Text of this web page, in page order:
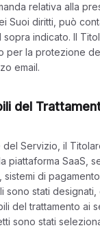
relativa alla
Suoi diritti, può
indicato. Il
per la protezione
email.
del
Servizio, il
piattaforma SaaS,
sistemi di
sono stati designati,
del trattamento ai
sono stati